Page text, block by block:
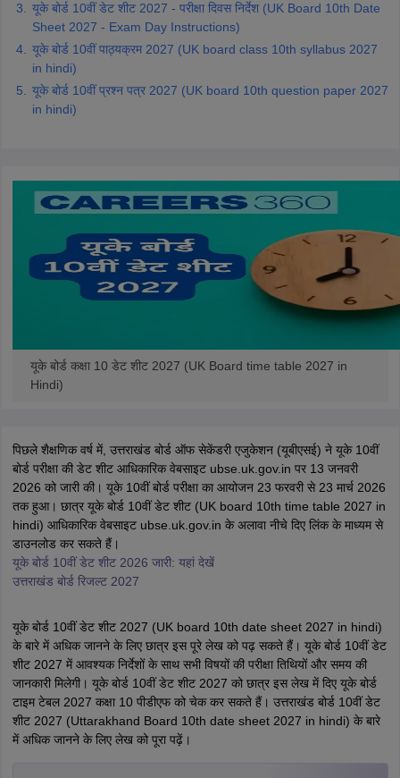
यूके बोर्ड 10वीं डेट शीट 2027 - परीक्षा दिवस निर्देश (UK Board 10th Date
Sheet 2027 - Exam Day Instructions)
यूके बोर्ड 10वीं पाठ्यक्रम 2027 (UK board class 10th syllabus 2027
in hindi)
यूके बोर्ड 10वीं प्रश्न पत्र 2027 (UK board 10th question paper 2027
in hindi)
यूके बोर्ड कक्षा 10 डेट शीट 2027 (UK Board time table 2027 in
Hindi)
पिछले शैक्षणिक वर्ष में, उत्तराखंड बोर्ड ऑफ सेकेंडरी एजुकेशन (यूबीएसई) ने यूके 10वीं
बोर्ड परीक्षा की डेट शीट आधिकारिक वेबसाइट ubse.uk.gov.in पर 13 जनवरी
2026 को जारी की। यूके 10वीं बोर्ड परीक्षा का आयोजन 23 फरवरी से 23 मार्च 2026
तक हुआ। छात्र यूके बोर्ड 10वीं डेट शीट (UK board 10th time table 2027 in
hindi) आधिकारिक वेबसाइट ubse.uk.gov.in के अलावा नीचे दिए लिंक के माध्यम से
डाउनलोड कर सकते हैं।
यूके बोर्ड 10वीं डेट शीट 2026 जारी: यहां देखें
उत्तराखंड बोर्ड रिजल्ट 2027
यूके बोर्ड 10वीं डेट शीट 2027 (UK board 10th date sheet 2027 in hindi)
के बारे में अधिक जानने के लिए छात्र इस पूरे लेख को पढ़ सकते हैं। यूके बोर्ड 10वीं डेट
शीट 2027 में आवश्यक निर्देशों के साथ सभी विषयों की परीक्षा तिथियों और समय की
जानकारी मिलेगी। यूके बोर्ड 10वीं डेट शीट 2027 को छात्र इस लेख में दिए यूके बोर्ड
टाइम टेबल 2027 कक्षा 10 पीडीएफ को चेक कर सकते हैं। उत्तराखंड बोर्ड 10वीं डेट
शीट 2027 (Uttarakhand Board 10th date sheet 2027 in hindi) के बारे
में अधिक जानने के लिए लेख को पूरा पढ़ें।